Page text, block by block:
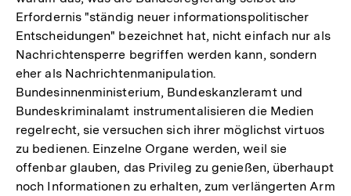
Erfordernis "ständig neuer informationspolitischer
Entscheidungen" bezeichnet hat, nicht einfach nur als
Nachrichtensperre begriffen werden kann, sondern
eher als Nachrichtenmanipulation.
Bundesinnenministerium, Bundeskanzleramt und
Bundeskriminalamt instrumentalisieren die Medien
regelrecht, sie versuchen sich ihrer möglichst virtuos
zu bedienen. Einzelne Organe werden, weil sie
offenbar glauben, das Privileg zu genießen, überhaupt
noch Informationen zu erhalten, zum verlängerten Arm